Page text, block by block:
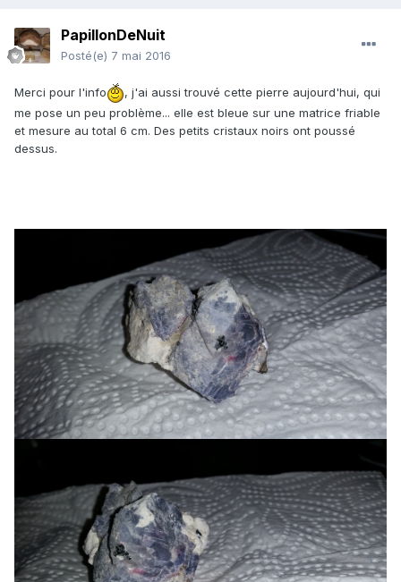
PapillonDeNuit
Posté(e) 7 mai 2016
Merci pour l'info
, j'ai aussi trouvé cette pierre aujourd'hui, qui
me pose un peu problème... elle est bleue sur une matrice friable
et mesure au total 6 cm. Des petits cristaux noirs ont poussé
dessus.